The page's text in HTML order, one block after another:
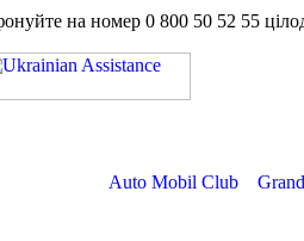
на номер 0 800 50 52 55
Auto Mobil Club